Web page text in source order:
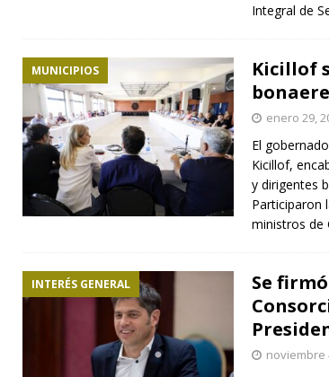
Integral de
MUNICIPIOS
Kicillof
enero 29,
El
Kicillof,
y dirigentes
Participaron
ministros de
INTERÉS GENERAL
Se
noviembre